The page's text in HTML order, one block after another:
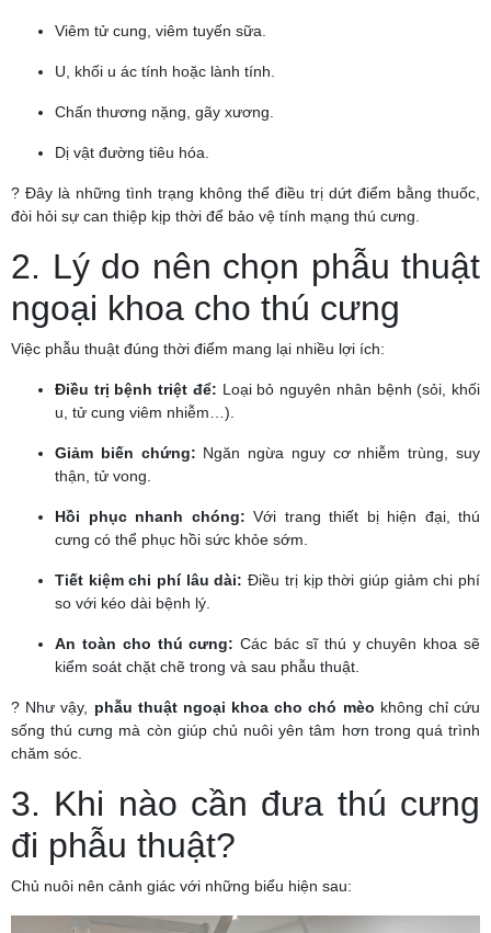
Viêm tử cung, viêm tuyến sữa.
U, khối u ác tính hoặc lành tính.
Chấn thương nặng, gãy xương.
Dị vật đường tiêu hóa.
? Đây là những tình trạng không thể điều trị dứt điểm bằng thuốc,
đòi hỏi sự can thiệp kịp thời để bảo vệ tính mạng thú cưng.
2. Lý do nên chọn phẫu thuật
ngoại khoa cho thú cưng
Việc phẫu thuật đúng thời điểm mang lại nhiều lợi ích:
Điều trị bệnh triệt để: Loại bỏ nguyên nhân bệnh (sỏi, khối
u, tử cung viêm nhiễm…).
Giảm biến chứng: Ngăn ngừa nguy cơ nhiễm trùng, suy
thận, tử vong.
Hồi phục nhanh chóng: Với trang thiết bị hiện đại, thú
cưng có thể phục hồi sức khỏe sớm.
Tiết kiệm chi phí lâu dài: Điều trị kịp thời giúp giảm chi phí
so với kéo dài bệnh lý.
An toàn cho thú cưng: Các bác sĩ thú y chuyên khoa sẽ
kiểm soát chặt chẽ trong và sau phẫu thuật.
? Như vậy, phẫu thuật ngoại khoa cho chó mèo không chỉ cứu
sống thú cưng mà còn giúp chủ nuôi yên tâm hơn trong quá trình
chăm sóc.
3. Khi nào cần đưa thú cưng
đi phẫu thuật?
Chủ nuôi nên cảnh giác với những biểu hiện sau: